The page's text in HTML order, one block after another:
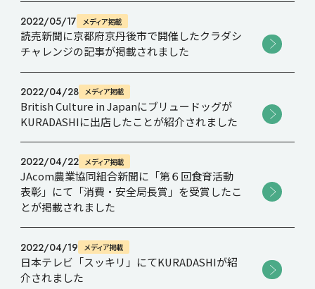
News
Recruit
Contact
2022/05/17 メディア掲載
読売新聞に京都府京丹後市で開催したクラダシ
チャレンジの記事が掲載されました
2022/04/28 メディア掲載
British Culture in Japanにブリュードッグが
KURADASHIに出店したことが紹介されました
2022/04/22 メディア掲載
JAcom農業協同組合新聞に「第６回食育活動
表彰」にて「消費・安全局長賞」を受賞したこ
とが掲載されました
2022/04/19 メディア掲載
日本テレビ「スッキリ」にてKURADASHIが紹
介されました